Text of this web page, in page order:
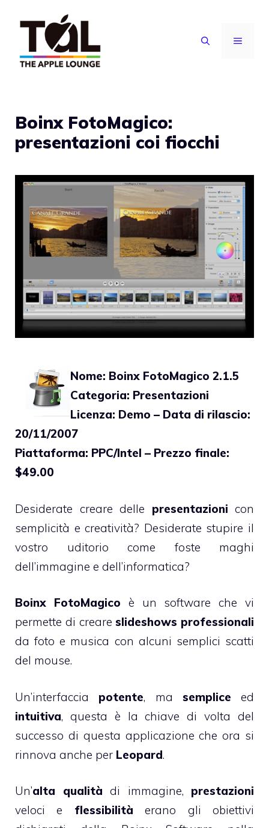
contenuto
MENU
Boinx FotoMagico:
presentazioni coi fiocchi
Nome: Boinx FotoMagico 2.1.5
Categoria: Presentazioni
Licenza: Demo – Data di rilascio:
20/11/2007
Piattaforma: PPC/Intel – Prezzo finale:
$49.00
Desiderate creare delle presentazioni con
semplicità e creatività? Desiderate stupire il
vostro uditorio come foste maghi
dell’immagine e dell’informatica?
Boinx FotoMagico è un software che vi
permette di creareslideshows professionali
da foto e musica con alcuni semplici scatti
del mouse.
Un’interfaccia potente, ma semplice ed
intuitiva, questa è la chiave di volta del
successo di questa applicazione che ora si
rinnova anche per Leopard.
Un’alta qualità di immagine, prestazioni
veloci e flessibilità erano gli obiettivi